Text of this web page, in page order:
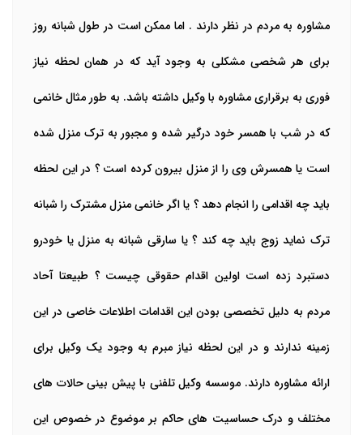
مشاوره به مردم در نظر دارند . اما ممکن است در طول شبانه روز
برای هر شخصی مشکلی به وجود آید که در همان لحظه نیاز
فوری به برقراری مشاوره با وکیل داشته باشد. به طور مثال خانمی
که در شب با همسر خود درگیر شده و مجبور به ترک منزل شده
است یا همسرش وی را از منزل بیرون کرده است ؟ در این لحظه
باید چه اقدامی را انجام دهد ؟ یا اگر خانمی منزل مشترک را شبانه
ترک نماید زوج باید چه کند ؟ یا سارقی شبانه به منزل یا خودرو
دستبرد زده است اولین اقدام حقوقی چیست ؟ طبیعتا آحاد
مردم به دلیل تخصصی بودن این اقدامات اطلاعات خاصی در این
زمینه ندارند و در این لحظه نیاز مبرم به وجود یک وکیل برای
ارائه مشاوره دارند. موسسه وکیل تلفنی با پیش بینی حالات های
مختلف و درک حساسیت های حاکم بر موضوع در خصوص این